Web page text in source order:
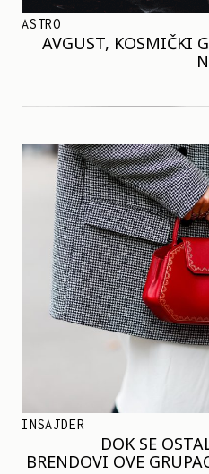
ASTRO
AVGUST, KOSMIČKI
INSAJDER
DOK SE
BRENDOVI OVE